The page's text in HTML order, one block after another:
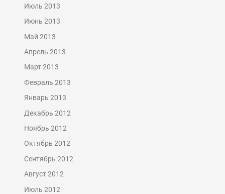
Июль 2013
Июнь 2013
Май 2013
Апрель 2013
Март 2013
Февраль 2013
Январь 2013
Декабрь 2012
Ноябрь 2012
Октябрь 2012
Сентябрь 2012
Август 2012
Июль 2012